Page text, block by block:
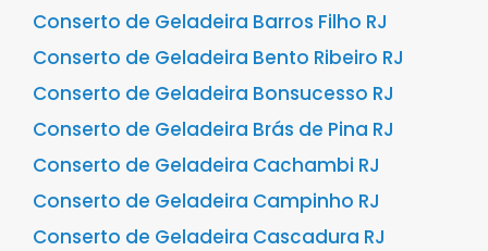
Conserto de Geladeira Barros Filho RJ
Conserto de Geladeira Bento Ribeiro RJ
Conserto de Geladeira Bonsucesso RJ
Conserto de Geladeira Brás de Pina RJ
Conserto de Geladeira Cachambi RJ
Conserto de Geladeira Campinho RJ
Conserto de Geladeira Cascadura RJ